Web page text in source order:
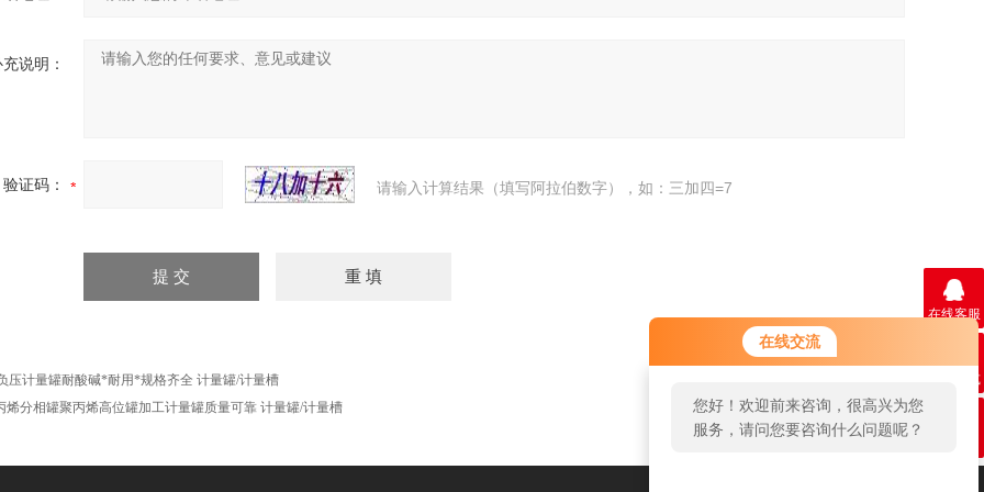
在线交流
您好！欢迎前来咨询，很高兴为您
服务，请问您要咨询什么问题呢？
说明：
验证码： 请输入计算结果（填写阿拉伯数字），如：三加四=7
压计量罐耐酸碱*耐用*规格齐全 计量罐/计量槽
烯分相罐聚丙烯高位罐加工计量罐质量可靠 计量罐/计量槽
在线客服
联系方式